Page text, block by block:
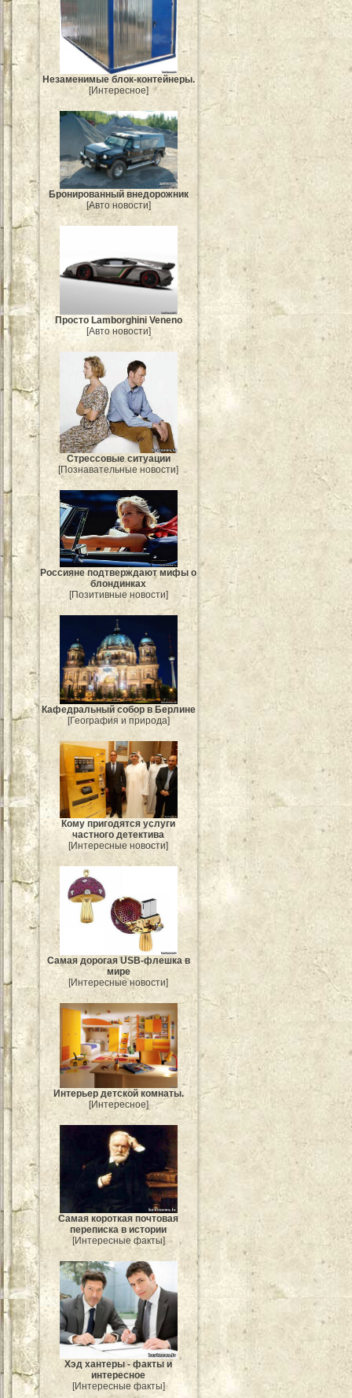
Незаменимые блок-контейнеры.
[Интересное]
Бронированный внедорожник
[Авто новости]
Просто Lamborghini Veneno
[Авто новости]
Стрессовые ситуации
[Познавательные новости]
Россияне подтверждают мифы о
блондинках
[Позитивные новости]
Кафедральный собор в Берлине
[География и природа]
Кому пригодятся услуги
частного детектива
[Интересные новости]
Самая дорогая USB-флешка в
мире
[Интересные новости]
Интерьер детской комнаты.
[Интересное]
Самая короткая почтовая
переписка в истории
[Интересные факты]
Хэд хантеры - факты и
интересное
[Интересные факты]